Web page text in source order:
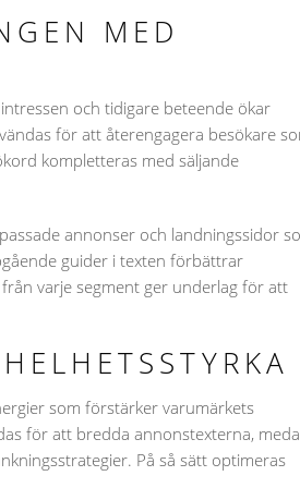
MED
och tidigare beteende ökar
för att återengagera besökare
kompletteras med säljande
annonser och landningssidor
guider i texten förbättrar
varje segment ger underlag för att
som förstärker varumärkets
för att bredda annonstexterna,
På så sätt optimeras